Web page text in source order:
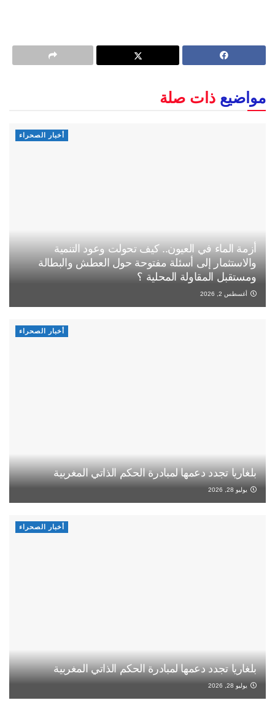
مواضيع ذات صلة
أخبار الصحراء
أزمة الماء في العيون.. كيف تحولت وعود التنمية
والاستثمار إلى أسئلة مفتوحة حول العطش والبطالة
ومستقبل المقاولة المحلية ؟
أغسطس 2, 2026
أخبار الصحراء
بلغاريا تجدد دعمها لمبادرة الحكم الذاتي المغربية
يوليو 28, 2026
أخبار الصحراء
بلغاريا تجدد دعمها لمبادرة الحكم الذاتي المغربية
يوليو 28, 2026